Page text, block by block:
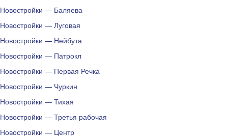
Новостройки — Баляева
Новостройки — Луговая
Новостройки — Нейбута
Новостройки — Патрокл
Новостройки — Первая Речка
Новостройки — Чуркин
Новостройки — Тихая
Новостройки — Третья рабочая
Новостройки — Центр